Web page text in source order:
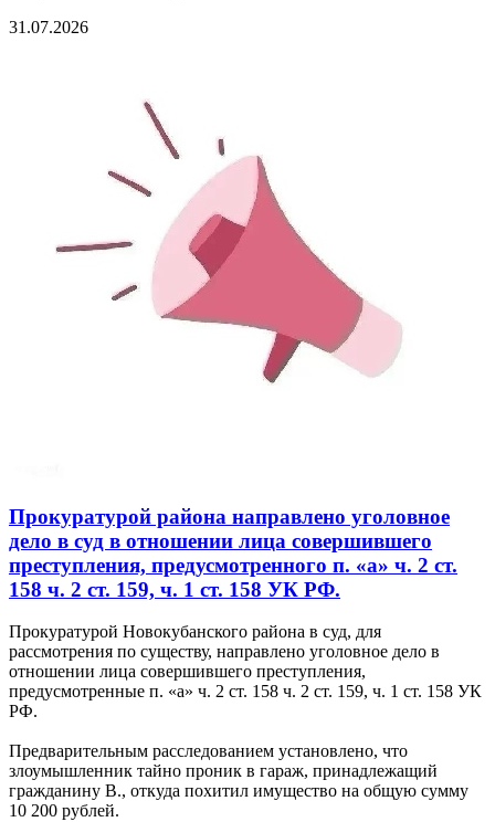
31.07.2026
Прокуратурой района направлено уголовное
дело в суд в отношении лица совершившего
преступления, предусмотренного п. «а» ч. 2 ст.
158 ч. 2 ст. 159, ч. 1 ст. 158 УК РФ.
Прокуратурой Новокубанского района в суд, для
рассмотрения по существу, направлено уголовное дело в
отношении лица совершившего преступления,
предусмотренные п. «а» ч. 2 ст. 158 ч. 2 ст. 159, ч. 1 ст. 158 УК
РФ.
Предварительным расследованием установлено, что
злоумышленник тайно проник в гараж, принадлежащий
гражданину В., откуда похитил имущество на общую сумму
10 200 рублей.